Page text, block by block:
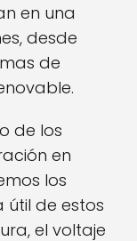
en una
desde
de
de los
en
los
útil de estos
el voltaje